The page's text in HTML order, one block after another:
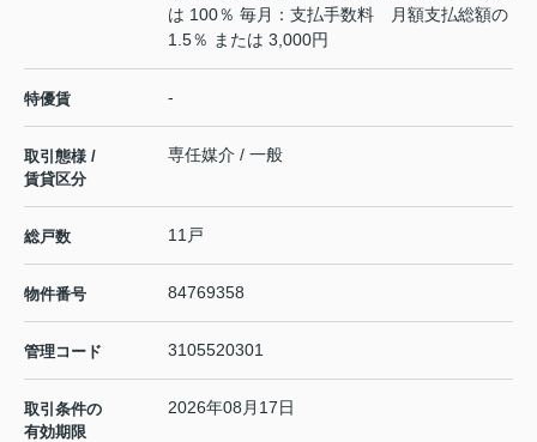
は 100％ 毎月：支払手数料 月額支払総額の
1.5％ または 3,000円
特優賃 -
取引態様 /
賃貸区分
専任媒介 / 一般
総戸数 11戸
物件番号 84769358
管理コード 3105520301
取引条件の
有効期限
2026年08月17日